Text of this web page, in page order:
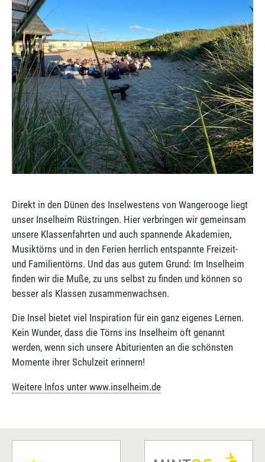
Direkt in den Dünen des Inselwestens von Wangerooge liegt
unser Inselheim Rüstringen. Hier verbringen wir gemeinsam
unsere Klassenfahrten und auch spannende Akademien,
Musiktörns und in den Ferien herrlich entspannte Freizeit-
und Familientörns. Und das aus gutem Grund: Im Inselheim
finden wir die Muße, zu uns selbst zu finden und können so
besser als Klassen zusammenwachsen.
Die Insel bietet viel Inspiration für ein ganz eigenes Lernen.
Kein Wunder, dass die Törns ins Inselheim oft genannt
werden, wenn sich unsere Abiturienten an die schönsten
Momente ihrer Schulzeit erinnern!
Weitere Infos unter www.inselheim.de